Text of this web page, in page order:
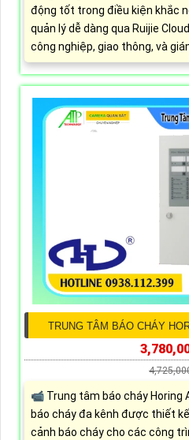
động tốt trong điều kiện khắc
quản lý dễ dàng qua Ruijie
công nghiệp, giao thông, và
TRUNG TÂM BÁO CHÁY
📹 Trung tâm báo cháy Horing
báo cháy đa kênh được thiết
cảnh báo cháy cho các công